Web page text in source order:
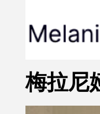
梅拉尼